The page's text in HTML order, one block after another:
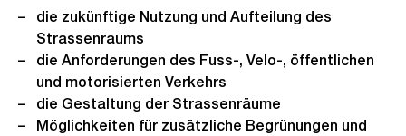
die zukünftige Nutzung und Aufteilung des
Strassenraums
die Anforderungen des Fuss-, Velo-, öffentlichen
und motorisierten Verkehrs
die Gestaltung der Strassenräume
Möglichkeiten für zusätzliche Begrünungen und